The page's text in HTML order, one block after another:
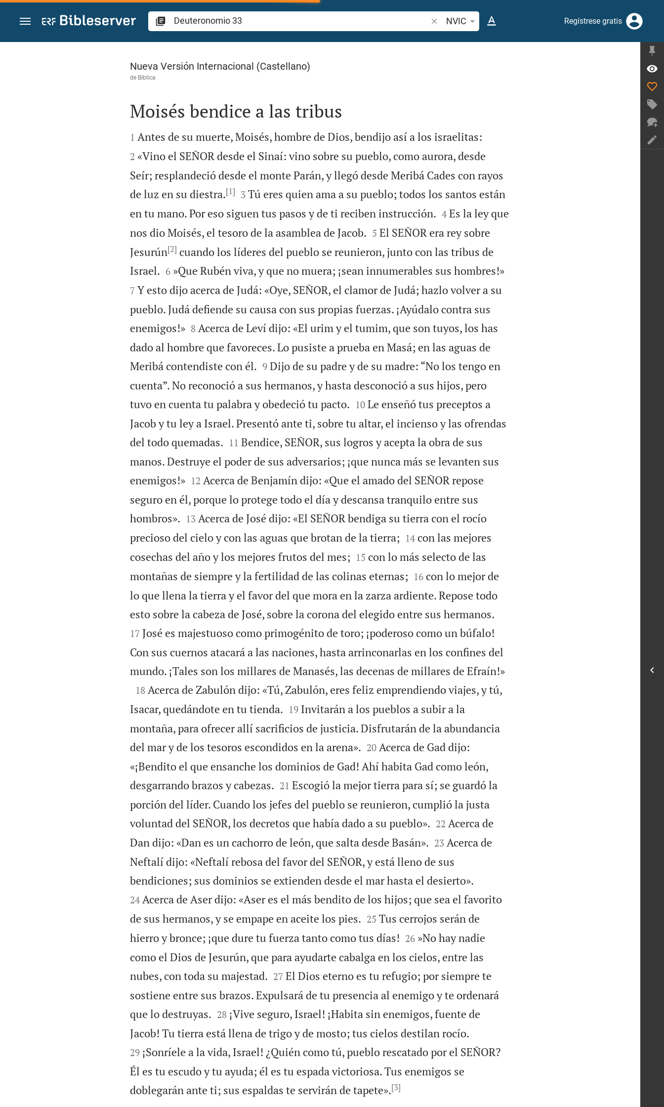
Ir a un contenido
Buscar versículo bíblico o palabra
NVIC Regístrese gratis
Deuteronomio 33
Nueva Versión Internacional (Castellano)
de Biblica

Moisés bendice a las tribus

1 Antes de su muerte, Moisés, hombre de Dios, bendijo así a los israelitas:
2 «Vino el SEÑOR desde el Sinaí: vino sobre su pueblo, como aurora, desde
Seír; resplandeció desde el monte Parán, y llegó desde Meribá Cades con rayos
de luz en su diestra.[1]
3 Tú eres quien ama a su pueblo; todos los santos están
en tu mano. Por eso siguen tus pasos y de ti reciben instrucción.
4 Es la ley que
nos dio Moisés, el tesoro de la asamblea de Jacob.
5 El SEÑOR era rey sobre
Jesurún[2] cuando los líderes del pueblo se reunieron, junto con las tribus de
Israel.
6 »Que Rubén viva, y que no muera; ¡sean innumerables sus hombres!»
7 Y esto dijo acerca de Judá: «Oye, SEÑOR, el clamor de Judá; hazlo volver a su
pueblo. Judá defiende su causa con sus propias fuerzas. ¡Ayúdalo contra sus
enemigos!»
8 Acerca de Leví dijo: «El urim y el tumim, que son tuyos, los has
dado al hombre que favoreces. Lo pusiste a prueba en Masá; en las aguas de
Meribá contendiste con él.
9 Dijo de su padre y de su madre: “No los tengo en
cuenta”. No reconoció a sus hermanos, y hasta desconoció a sus hijos, pero
tuvo en cuenta tu palabra y obedeció tu pacto.
10 Le enseñó tus preceptos a
Jacob y tu ley a Israel. Presentó ante ti, sobre tu altar, el incienso y las ofrendas
del todo quemadas.
11 Bendice, SEÑOR, sus logros y acepta la obra de sus
manos. Destruye el poder de sus adversarios; ¡que nunca más se levanten sus
enemigos!»
12 Acerca de Benjamín dijo: «Que el amado del SEÑOR repose
seguro en él, porque lo protege todo el día y descansa tranquilo entre sus
hombros».
13 Acerca de José dijo: «El SEÑOR bendiga su tierra con el rocío
precioso del cielo y con las aguas que brotan de la tierra;
14 con las mejores
cosechas del año y los mejores frutos del mes;
15 con lo más selecto de las
montañas de siempre y la fertilidad de las colinas eternas;
16 con lo mejor de
lo que llena la tierra y el favor del que mora en la zarza ardiente. Repose todo
esto sobre la cabeza de José, sobre la corona del elegido entre sus hermanos.
17 José es majestuoso como primogénito de toro; ¡poderoso como un búfalo!
Con sus cuernos atacará a las naciones, hasta arrinconarlas en los confines del
mundo. ¡Tales son los millares de Manasés, las decenas de millares de Efraín!»

18 Acerca de Zabulón dijo: «Tú, Zabulón, eres feliz emprendiendo viajes, y tú,
Isacar, quedándote en tu tienda.
19 Invitarán a los pueblos a subir a la
montaña, para ofrecer allí sacrificios de justicia. Disfrutarán de la abundancia
del mar y de los tesoros escondidos en la arena».
20 Acerca de Gad dijo:
«¡Bendito el que ensanche los dominios de Gad! Ahí habita Gad como león,
desgarrando brazos y cabezas.
21 Escogió la mejor tierra para sí; se guardó la
porción del líder. Cuando los jefes del pueblo se reunieron, cumplió la justa
voluntad del SEÑOR, los decretos que había dado a su pueblo».
22 Acerca de
Dan dijo: «Dan es un cachorro de león, que salta desde Basán».
23 Acerca de
Neftalí dijo: «Neftalí rebosa del favor del SEÑOR, y está lleno de sus
bendiciones; sus dominios se extienden desde el mar hasta el desierto».
24 Acerca de Aser dijo: «Aser es el más bendito de los hijos; que sea el favorito
de sus hermanos, y se empape en aceite los pies.
25 Tus cerrojos serán de
hierro y bronce; ¡que dure tu fuerza tanto como tus días!
26 »No hay nadie
como el Dios de Jesurún, que para ayudarte cabalga en los cielos, entre las
nubes, con toda su majestad.
27 El Dios eterno es tu refugio; por siempre te
sostiene entre sus brazos. Expulsará de tu presencia al enemigo y te ordenará
que lo destruyas.
28 ¡Vive seguro, Israel! ¡Habita sin enemigos, fuente de
Jacob! Tu tierra está llena de trigo y de mosto; tus cielos destilan rocío.
29 ¡Sonríele a la vida, Israel! ¿Quién como tú, pueblo rescatado por el SEÑOR?
Él es tu escudo y tu ayuda; él es tu espada victoriosa. Tus enemigos se
doblegarán ante ti; sus espaldas te servirán de tapete».[3]